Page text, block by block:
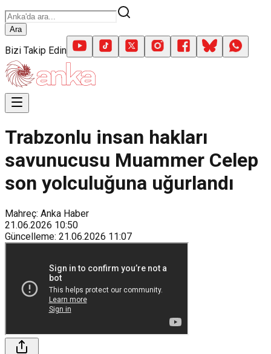
Ara
Bizi Takip Edin
Trabzonlu insan hakları
savunucusu Muammer Celep
son yolculuğuna uğurlandı
Mahreç: Anka Haber
21.06.2026 10:50
Güncelleme: 21.06.2026 11:07